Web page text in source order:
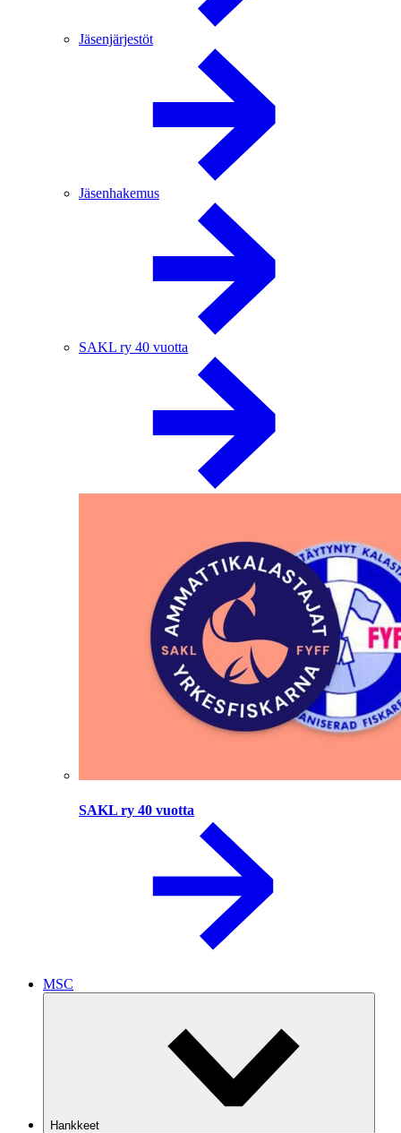
Jäsenjärjestöt
Jäsenhakemus
SAKL ry 40 vuotta
SAKL ry 40 vuotta
MSC
Hankkeet